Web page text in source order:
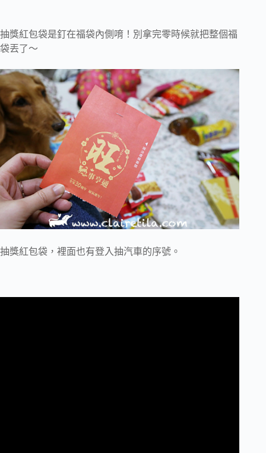
抽獎紅包袋是釘在福袋內側唷！別拿完零時候就把整個福
袋丟了～
抽獎紅包袋，裡面也有登入抽汽車的序號。